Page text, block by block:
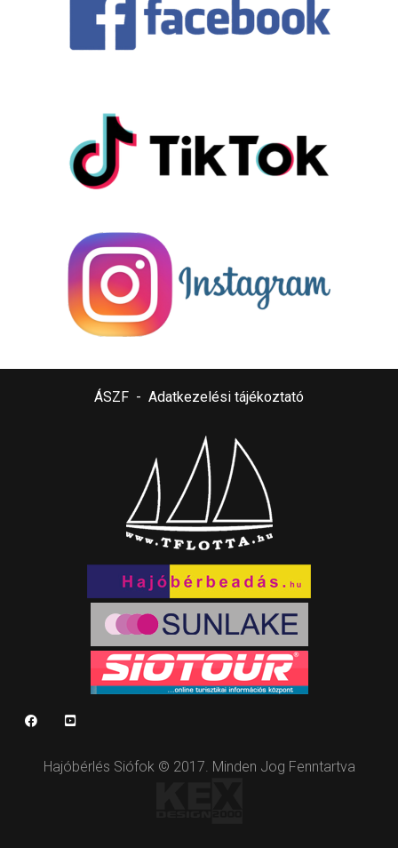
ÁSZF - Adatkezelési tájékoztató
Hajóbérlés Siófok © 2017. Minden Jog Fenntartva